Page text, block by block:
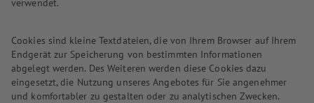
verwendet.
Cookies sind kleine Textdateien, die von Ihrem Browser auf Ihrem
Endgerät zur Speicherung von bestimmten Informationen
abgelegt werden. Des Weiteren werden diese Cookies dazu
eingesetzt, die Nutzung unseres Angebotes für Sie angenehmer
und komfortabler zu gestalten oder zu analytischen Zwecken.